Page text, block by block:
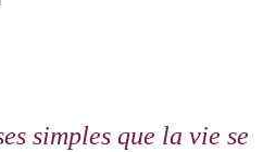
simples que la vie se